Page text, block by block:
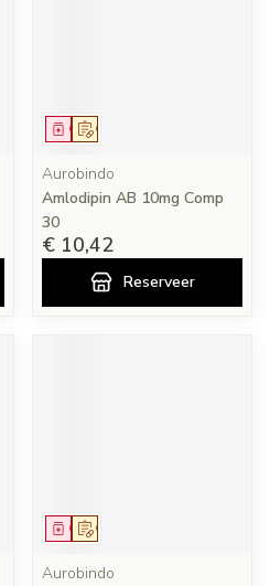
Op voorschrift
Geneesmiddel
Aurobindo
Amlodipin AB 10mg Comp
30
€ 10,42
Reserveer
Op voorschrift
Geneesmiddel
Aurobindo